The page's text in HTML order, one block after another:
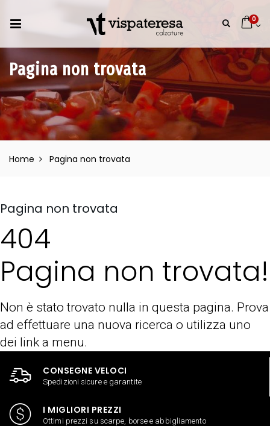
0
Pagina non trovata
Home Pagina non trovata
Pagina non trovata
404
Pagina non trovata!
Non è stato trovato nulla in questa pagina. Prova
ad effettuare una nuova ricerca o utilizza uno
dei link a menu.
CONSEGNE VELOCI
Spedizioni sicure e garantite
I MIGLIORI PREZZI
Ottimi prezzi su scarpe, borse e abbigliamento